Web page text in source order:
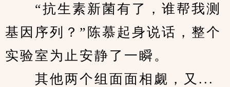
“抗生素新菌有了，谁帮我测
基因序列？”陈慕起身说话，整个
实验室为止安静了一瞬。
其他两个组面面相觑，又...